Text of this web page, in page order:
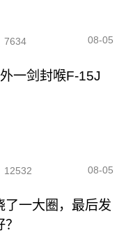
7634 08-05
一剑封喉F-15J
12532 08-05
了一大圈，最后发